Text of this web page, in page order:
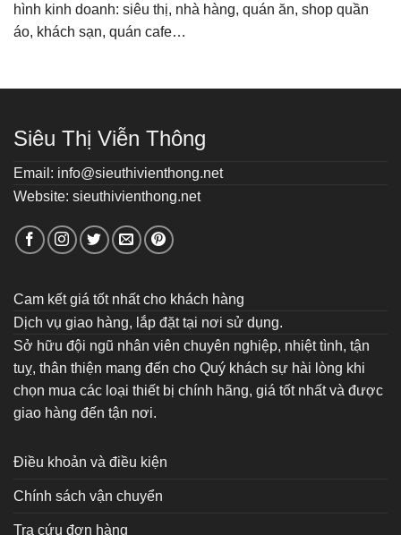
hình kinh doanh: siêu thị, nhà hàng, quán ăn, shop quần
áo, khách sạn, quán cafe…
Siêu Thị Viễn Thông
Email: info@sieuthivienthong.net
Website: sieuthivienthong.net
Cam kết giá tốt nhất cho khách hàng
Dịch vụ giao hàng, lắp đặt tại nơi sử dụng.
Sở hữu đội ngũ nhân viên chuyên nghiệp, nhiệt tình, tận
tuỵ, thân thiện mang đến cho Quý khách sự hài lòng khi
chọn mua các loại thiết bị chính hãng, giá tốt nhất và được
giao hàng đến tận nơi.
Điều khoản và điều kiện
Chính sách vận chuyển
Tra cứu đơn hàng